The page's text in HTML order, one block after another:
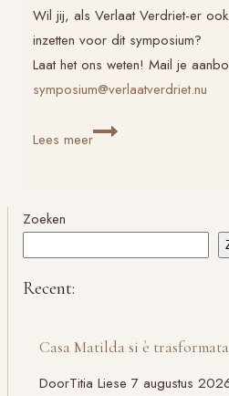
Wil jij, als Verlaat Verdriet-er
inzetten voor dit symposium?
Laat het ons weten! Mail je
symposium@verlaatverdriet.nu
Lees meerIk
Zoeken
Recent:
Casa Matilda si è
DoorTitia Liese 7 augustus